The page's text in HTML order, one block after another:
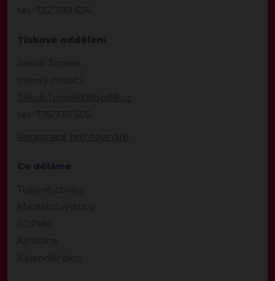
tel.: 732 399 674
Tiskové oddělení
Jakub Tomek
tiskový mluvčí
Jakub.Tomek@top09.cz
tel.: 776 739 505
Registrace pro novináře
Co děláme
Tiskové zprávy
Mediální výstupy
TOPlife
Aplikace
Kalendář akcí